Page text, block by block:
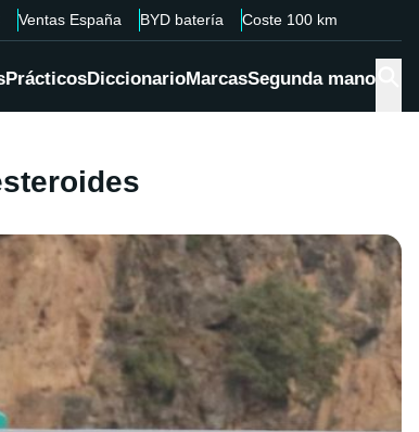
Ventas España BYD batería Coste 100 km
PrácticosDiccionarioMarcasSegunda mano